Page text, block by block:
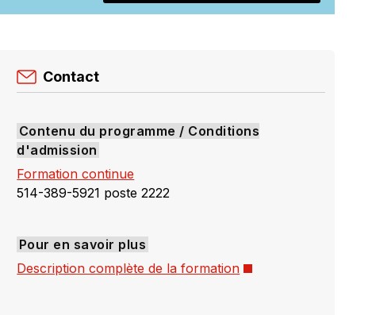
Contact
Contenu du programme / Conditions
d'admission
Formation continue
514-389-5921 poste 2222
Pour en savoir plus
Description complète de la formationCe